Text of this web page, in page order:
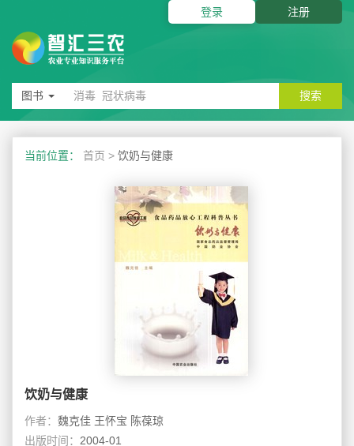
登录 注册
图书 搜索
当前位置： 首页 > 饮奶与健康
饮奶与健康
作者： 魏克佳 王怀宝 陈葆琼
出版时间： 2004-01